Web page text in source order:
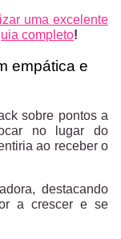
uma excelente
completo!
empática e
sobre pontos a
no lugar do
ao receber o
destacando
a crescer e se